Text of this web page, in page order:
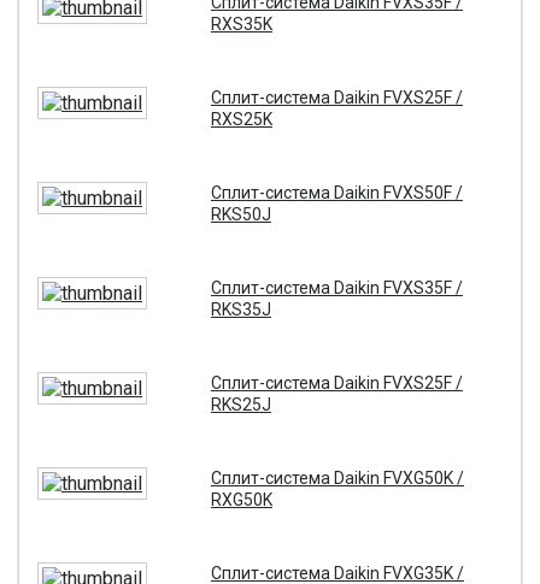
RXS35K
Сплит-система Daikin FVXS25F /
RXS25K
Сплит-система Daikin FVXS50F /
RKS50J
Сплит-система Daikin FVXS35F /
RKS35J
Сплит-система Daikin FVXS25F /
RKS25J
Сплит-система Daikin FVXG50K /
RXG50K
Сплит-система Daikin FVXG35K /